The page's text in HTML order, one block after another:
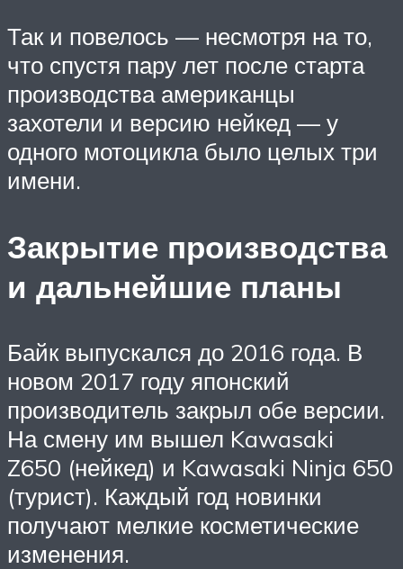
Так и повелось — несмотря на то,
что спустя пару лет после старта
производства американцы
захотели и версию нейкед — у
одного мотоцикла было целых три
имени.
Закрытие производства
и дальнейшие планы
Байк выпускался до 2016 года. В
новом 2017 году японский
производитель закрыл обе версии.
На смену им вышел Kawasaki
Z650 (нейкед) и Kawasaki Ninja 650
(турист). Каждый год новинки
получают мелкие косметические
изменения.